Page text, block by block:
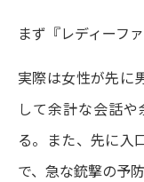
まず『レディーフ
実際は女性が先に
して余計な会話
る。また、先に入
で、急な銃撃の予